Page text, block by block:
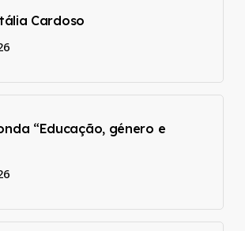
Cardoso
“Educação, género e